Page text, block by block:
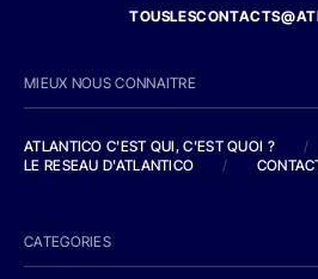
MIEUX NOUS CONNAITRE
ATLANTICO C'EST QUI, C'EST QUOI ?
/
LE RESEAU D'ATLANTICO
/
CATEGORIES